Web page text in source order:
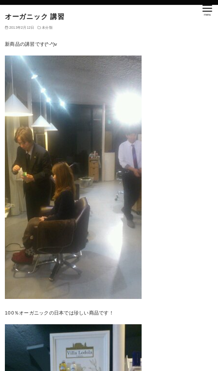
オーガニック 講習
2013年2月12日 未分類
新商品の講習です(^-^)v
100％オーガニックの日本では珍しい商品です！